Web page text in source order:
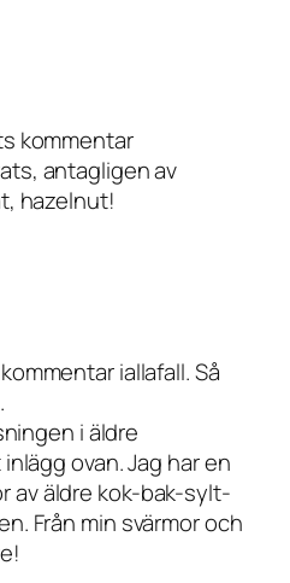
kommentar
antagligen av
hazelnut!
iallafall. Så
i äldre
ovan. Jag har en
av äldre kok-bak-sylt-
Från min svärmor och